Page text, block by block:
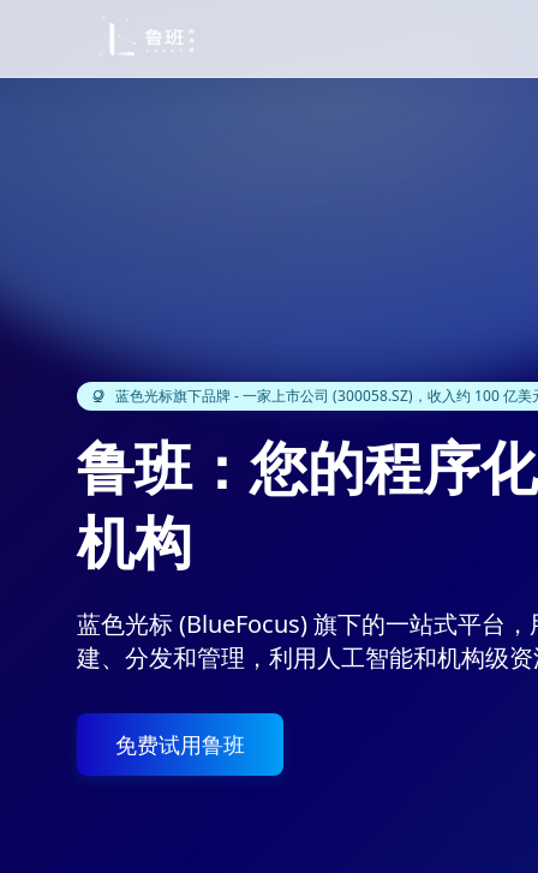
蓝色光标旗下品牌 - 一家上市公司 (300058.SZ)，收入约 100 亿美
鲁班：您的程序
机构
蓝色光标 (BlueFocus) 旗下的一站式平台
建、分发和管理，利用人工智能和机构级
免费试用鲁班